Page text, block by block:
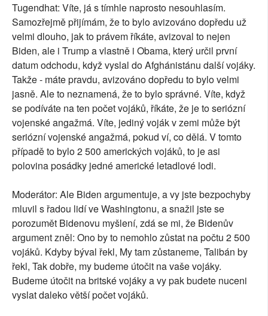
Tugendhat: Víte, já s tímhle naprosto nesouhlasím.
Samozřejmě přijímám, že to bylo avizováno dopředu už
velmi dlouho, jak to právem říkáte, avizoval to nejen
Biden, ale i Trump a vlastně i Obama, který určil první
datum odchodu, když vyslal do Afghánistánu další vojáky.
Takže - máte pravdu, avizováno dopředu to bylo velmi
jasně. Ale to neznamená, že to bylo správné. Víte, když
se podíváte na ten počet vojáků, říkáte, že je to seriózní
vojenské angažmá. Víte, jediný voják v zemi může být
seriózní vojenské angažmá, pokud ví, co dělá. V tomto
případě to bylo 2 500 amerických vojáků, to je asi
polovina posádky jedné americké letadlové lodi.
Moderátor: Ale Biden argumentuje, a vy jste bezpochyby
mluvil s řadou lidí ve Washingtonu, a snažil jste se
porozumět Bidenovu myšlení, zdá se mi, že Bidenův
argument zněl: Ono by to nemohlo zůstat na počtu 2 500
vojáků. Kdyby býval řekl, My tam zůstaneme, Talibán by
řekl, Tak dobře, my budeme útočit na vaše vojáky.
Budeme útočit na britské vojáky a vy pak budete nuceni
vyslat daleko větší počet vojáků.